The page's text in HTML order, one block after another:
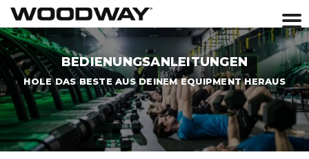
Skip
to
content
BEDIENUNGSANLEITUNGEN
HOLE DAS BESTE AUS DEINEM EQUIPMENT HERAUS